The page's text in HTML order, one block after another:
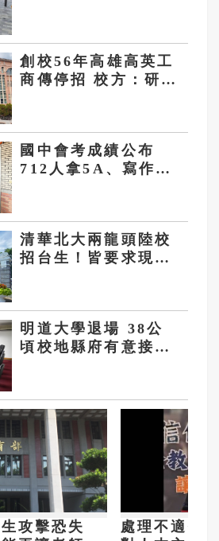
創校56年高雄高英工
商傳停招 校方：研議
國中會考成績公布
712人拿5A、寫作6
清華北大兩龍頭陸校
招台生！皆要求現場
明道大學退場 38公
頃校地縣府有意接管
攻擊恐失
處理不適任